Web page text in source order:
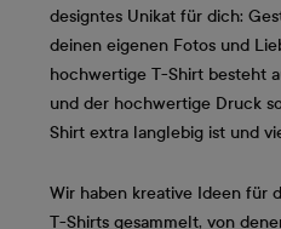
designtes Unikat für dich:
deinen eigenen Fotos und
hochwertige T-Shirt besteht
und der hochwertige Druck
Shirt extra langlebig ist und
Wir haben kreative Ideen für
T-Shirts gesammelt, von